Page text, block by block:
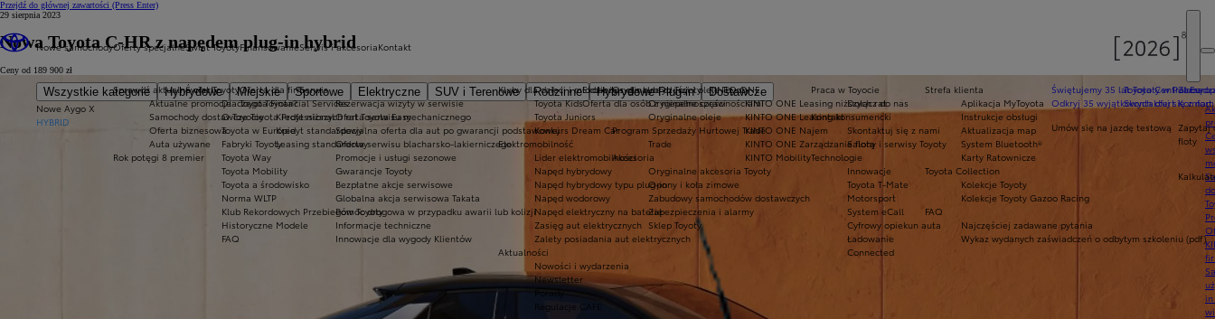
Przejdź do głównej zawartości (Press Enter)
Nowe samochody
Wszystkie kategorie Hybrydowe Miejskie Sportowe Elektryczne SUV i Terenowe Rodzinne Hybrydowe Plug-in
Dostawcze
Nowe Aygo X
HYBRID
Oferty specjalne
Sprawdź aktualne oferty
Aktualne promocje
Samochody dostawcze Toyota Professional
Oferta biznesowa
Auta używane
Rok potęgi 8 premier
Ekobonus dla hybryd Toyoty
Oferta dla osób z niepełnosprawnościami
Świętujemy 35 lat Toyoty w Polsce
Odkryj 35 wyjątkowych ofert
Umów się na jazdę testową
Świat Toyoty
Świat Toyoty
Dlaczego Toyota?
O Toyocie
Toyota w Europie
Fabryki Toyoty
Toyota Way
Toyota Mobility
Toyota a środowisko
Norma WLTP
Klub Rekordowych Przebiegów Toyoty
Historyczne Modele
FAQ
Kluby dla dzieci i młodzieży
Toyota Kids
Toyota Juniors
Konkurs Dream Car
Elektromobilność
Lider elektromobilności
Napęd hybrydowy
Napęd hybrydowy typu plug-in
Napęd wodorowy
Napęd elektryczny na baterię
Zasięg aut elektrycznych
Zalety posiadania aut elektrycznych
Aktualności
Nowości i wydarzenia
Newsletter
Porady
Regulacje CAFE
Praca w Toyocie
Dołącz do nas
Kontakt
Skontaktuj się z nami
Salony i serwisy Toyoty
Technologie
Innowacje
Toyota T-Mate
Motorsport
System eCall
Cyfrowy opiekun auta
Ładowanie
Connected
Toyota Central
Skontaktuj się z
Finansowanie
Oferta dla firm
Toyota Financial Services
Kredyt niższych rat Toyota Easy
Kredyt standardowy
Leasing standardowy
KINTO ONE
KINTO ONE Leasing niższych rat
KINTO ONE Leasing konsumencki
KINTO ONE Najem
KINTO ONE Zarządzanie flotą
KINTO Mobility
Komfort
Zapytaj
floty
Serwis i akcesoria
Serwis
Rezerwacja wizyty w serwisie
Oferta serwisu mechanicznego
Specjalna oferta dla aut po gwarancji podstawowej
Oferta serwisu blacharsko-lakierniczego
Promocje i usługi sezonowe
Gwarancje Toyoty
Bezpłatne akcje serwisowe
Globalna akcja serwisowa Takata
Pomoc drogowa w przypadku awarii lub kolizji
Informacje techniczne
Innowacje dla wygody Klientów
Oryginalne części i oleje Toyoty
Oryginalne części
Oryginalne oleje
Program Sprzedaży Hurtowej Trade
Trade
Akcesoria
Oryginalne akcesoria Toyoty
Opony i koła zimowe
Zabudowy samochodów dostawczych
Zabezpieczenia i alarmy
Sklep Toyoty
Strefa klienta
Aplikacja MyToyota
Instrukcje obsługi
Aktualizacja map
System Bluetooth®
Karty Ratownicze
Toyota Collection
Kolekcje Toyoty
Kolekcje Toyoty Gazoo Racing
FAQ
Najczęściej zadawane pytania
Wykaz wydanych zaświadczeń o odbytym szkoleniu (pdf)
Kontakt
29 sierpnia 2023
Nowa Toyota C-HR z napędem plug-in hybrid
Ceny od 189 900 zł